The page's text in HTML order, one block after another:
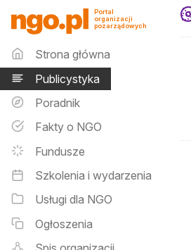
Publicystyka -
Portal
organizacji
pozarządowych
Menu główne
Strona główna
Publicystyka
Poradnik
Fakty o NGO
Fundusze
Szkolenia i wydarzenia
Usługi dla NGO
Ogłoszenia